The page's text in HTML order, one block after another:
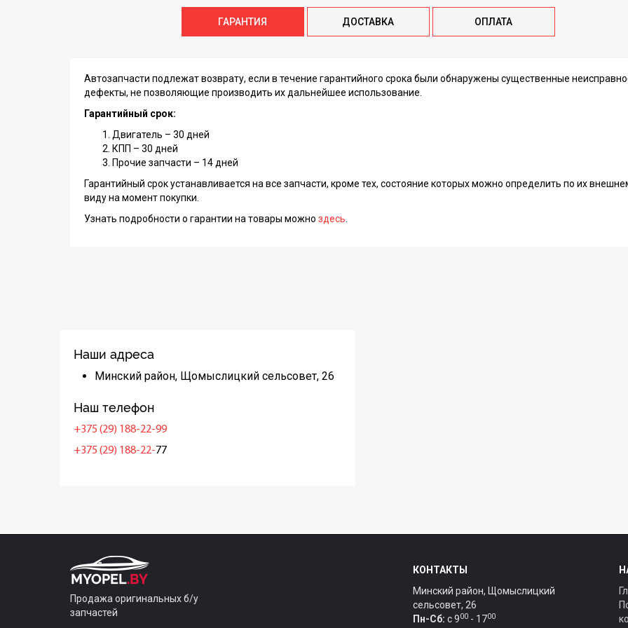
ГАРАНТИЯ ДОСТАВКА ОПЛАТА
Автозапчасти подлежат возврату, если в течение гарантийного срока были обнаружены существенные
дефекты, не позволяющие производить их дальнейшее использование.
Гарантийный срок:
Двигатель – 30 дней
КПП – 30 дней
Прочие запчасти – 14 дней
Гарантийный срок устанавливается на все запчасти, кроме тех, состояние которых можно определить по их
виду на момент покупки.
Узнать подробности о гарантии на товары можно здесь
Наши адреса
Минский район, Щомыслицкий сельсовет, 26
Наш телефон
+375 (29) 188-22-99
+375 (29) 188-22-77
Продажа оригинальных б/у
запчастей
КОНТАКТЫ
Минский район, Щомыслицкий
сельсовет, 26
Пн-Сб: c 900 - 1700